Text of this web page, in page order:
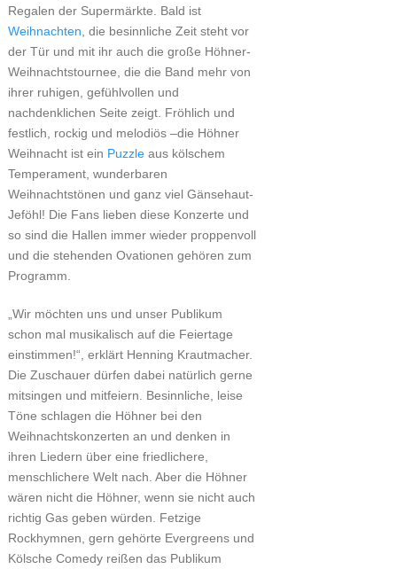
Regalen der Supermärkte. Bald ist
Weihnachten , die besinnliche Zeit steht vor
der Tür und mit ihr auch die große Höhner-
Weihnachtstournee, die die Band mehr von
ihrer ruhigen, gefühlvollen und
nachdenklichen Seite zeigt. Fröhlich und
festlich, rockig und melodiös –die Höhner
Weihnacht ist ein Puzzleaus kölschem
Temperament, wunderbaren
Weihnachtstönen und ganz viel Gänsehaut-
Jeföhl! Die Fans lieben diese Konzerte und
so sind die Hallen immer wieder proppenvoll
und die stehenden Ovationen gehören zum
Programm.
„Wir möchten uns und unser Publikum
schon mal musikalisch auf die Feiertage
einstimmen!“, erklärt Henning Krautmacher.
Die Zuschauer dürfen dabei natürlich gerne
mitsingen und mitfeiern. Besinnliche, leise
Töne schlagen die Höhner bei den
Weihnachtskonzerten an und denken in
ihren Liedern über eine friedlichere,
menschlichere Welt nach. Aber die Höhner
wären nicht die Höhner, wenn sie nicht auch
richtig Gas geben würden. Fetzige
Rockhymnen, gern gehörte Evergreens und
Kölsche Comedy reißen das Publikum